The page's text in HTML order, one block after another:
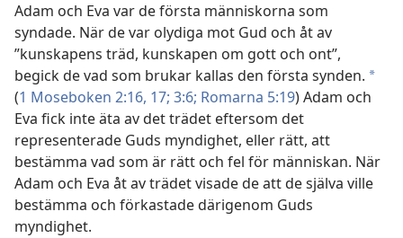
Adam och Eva var de första människorna som
syndade. När de var olydiga mot Gud och åt av
”kunskapens träd, kunskapen om gott och ont”,
begick de vad som brukar kallas den första synden. a
(1 Moseboken 2:16, 17; 3:6; Romarna 5:19) Adam och
Eva fick inte äta av det trädet eftersom det
representerade Guds myndighet, eller rätt, att
bestämma vad som är rätt och fel för människan. När
Adam och Eva åt av trädet visade de att de själva ville
bestämma och förkastade därigenom Guds
myndighet.